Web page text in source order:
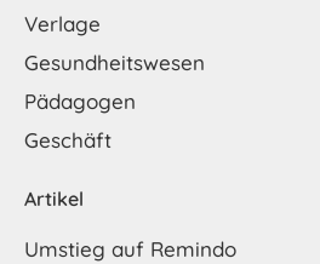
Verlage
Gesundheitswesen
Pädagogen
Geschäft
Artikel
Umstieg auf Remindo